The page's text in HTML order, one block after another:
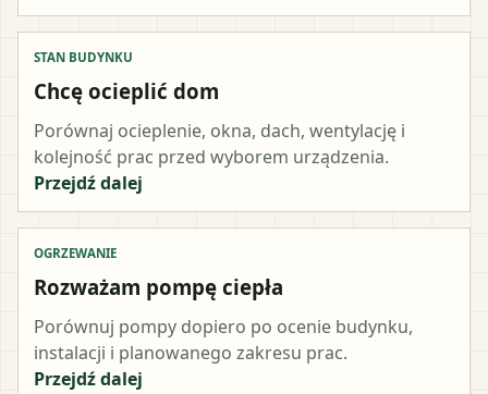
STAN BUDYNKU
Chcę ocieplić dom
Porównaj ocieplenie, okna, dach, wentylację i
kolejność prac przed wyborem urządzenia.
Przejdź dalej
OGRZEWANIE
Rozważam pompę ciepła
Porównuj pompy dopiero po ocenie budynku,
instalacji i planowanego zakresu prac.
Przejdź dalej